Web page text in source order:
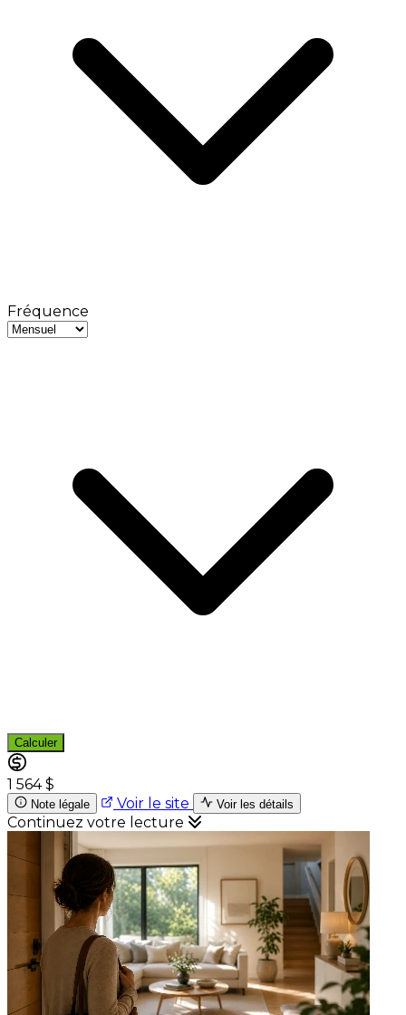
Fréquence
Calculer
1 564 $
Note légale Voir le site Voir les détails
Continuez votre lecture